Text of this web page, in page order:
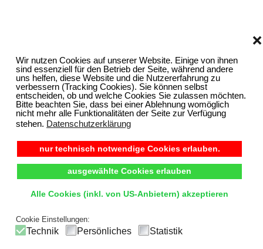
Wir nutzen Cookies auf unserer Website. Einige von ihnen
sind essenziell für den Betrieb der Seite, während andere
uns helfen, diese Website und die Nutzererfahrung zu
verbessern (Tracking Cookies). Sie können selbst
entscheiden, ob und welche Cookies Sie zulassen möchten.
Bitte beachten Sie, dass bei einer Ablehnung womöglich
nicht mehr alle Funktionalitäten der Seite zur Verfügung
stehen. Datenschutzerklärung
nur technisch notwendige Cookies erlauben.
ausgewählte Cookies erlauben
Alle Cookies (inkl. von US-Anbietern) akzeptieren
❌
Cookie Einstellungen:
Technik Persönliches Statistik